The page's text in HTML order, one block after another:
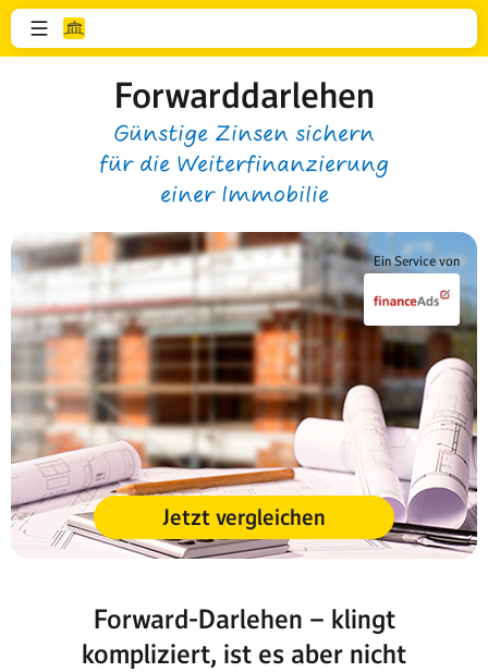
Forwarddarlehen
Günstige Zinsen sichern
für die Weiterfinanzierung
einer Immobilie
Ein Service von
Jetzt vergleichen
Forward-Darlehen – klingt
kompliziert, ist es aber nicht